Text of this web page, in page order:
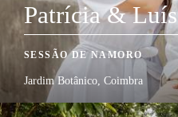
Patrícia & Luís
SESSÃO DE NAMORO
Jardim Botânico, Coimbra